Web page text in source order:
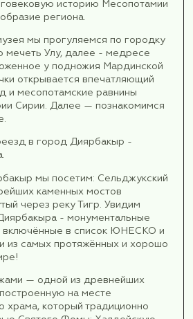
освобождаем номера и с
(переезд ~ 180 км).
к древнесирийской